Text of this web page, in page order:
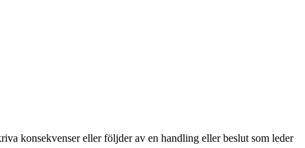
konsekvenser eller följder av en handling eller beslut som leder